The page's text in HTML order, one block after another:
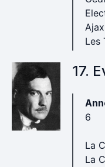
Ajax
Les
17.
6
La
La